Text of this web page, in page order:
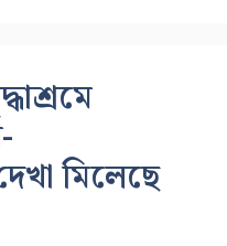
মিলেছে